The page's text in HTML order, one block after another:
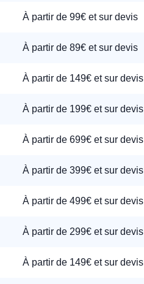
À partir de 99€ et sur devis
À partir de 89€ et sur devis
À partir de 149€ et sur devis
À partir de 199€ et sur devis
À partir de 699€ et sur devis
À partir de 399€ et sur devis
À partir de 499€ et sur devis
À partir de 299€ et sur devis
À partir de 149€ et sur devis